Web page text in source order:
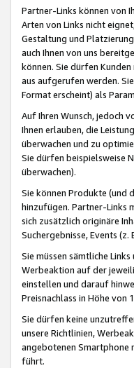
Partner-Links können von
Arten von Links nicht
Gestaltung und
auch Ihnen von uns
können. Sie dürfen
aus aufgerufen werden.
Format erscheint) als
Auf Ihren Wunsch, jedoch
Ihnen erlauben, die
überwachen und zu
Sie dürfen beispielsweise
überwachen).
Sie können Produkte (und
hinzufügen. Partner-Links
sich zusätzlich originäre
Suchergebnisse, Events
Sie müssen sämtliche
Werbeaktion auf der
einstellen und darauf
Preisnachlass in Höhe
Sie dürfen keine
unsere Richtlinien,
angebotenen Smartphone
führt.